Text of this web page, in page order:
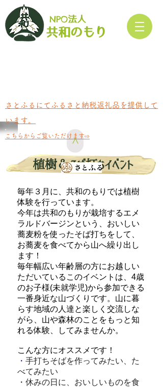
NPO法人​
共和のもり
さとふるにてふるさと納税返礼品を提供して
います。
​こちらからご覧いただけます⇨
植樹＆そば打ちイベント
>
毎年３月に、共和のもりでは植樹
体験を行っています。
今年は共和のもりが栽培するエメ
ラルドバージンという、おいしい
蕎麦粉を使ったそば打ちをして、
お蕎麦を食べてから山へ繰り出し
ます！
毎年幅広い年齢層の方にお越しい
ただいているこのイベントは、4歳
のお子様(未就学児)から参加できる
一番身近な山づくりです。山に暮
らす地域の人達と楽しく交流しな
がら、山や森林のことをもっと知
れる体験、してみませんか。
こんな方にオススメです！
・ 手打ちそばを作ってみたい、た
べてみたい
・休みの日に、おいしいものを食